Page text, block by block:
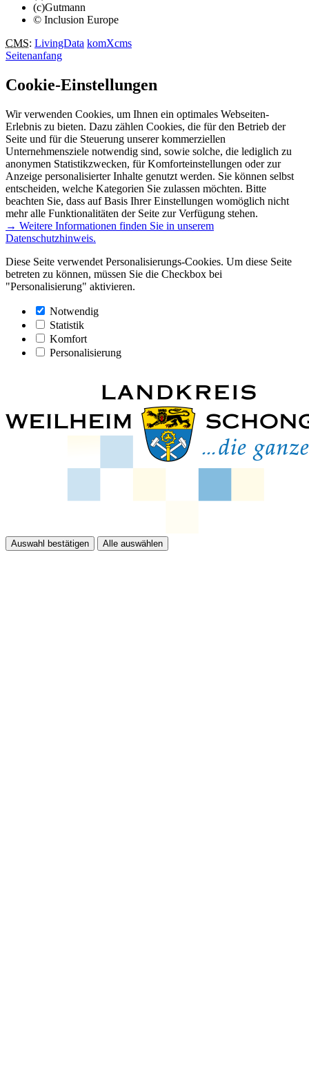
(c)Gutmann
© Inclusion Europe
CMS: LivingData komXcms
Seitenanfang
Cookie-Einstellungen
Wir verwenden Cookies, um Ihnen ein optimales Webseiten-
Erlebnis zu bieten. Dazu zählen Cookies, die für den Betrieb der
Seite und für die Steuerung unserer kommerziellen
Unternehmensziele notwendig sind, sowie solche, die lediglich zu
anonymen Statistikzwecken, für Komforteinstellungen oder zur
Anzeige personalisierter Inhalte genutzt werden. Sie können selbst
entscheiden, welche Kategorien Sie zulassen möchten. Bitte
beachten Sie, dass auf Basis Ihrer Einstellungen womöglich nicht
mehr alle Funktionalitäten der Seite zur Verfügung stehen.
→ Weitere Informationen finden Sie in unserem
Datenschutzhinweis.
Diese Seite verwendet Personalisierungs-Cookies. Um diese Seite
betreten zu können, müssen Sie die Checkbox bei
"Personalisierung" aktivieren.
Notwendig
Statistik
Komfort
Personalisierung
Auswahl bestätigen Alle auswählen